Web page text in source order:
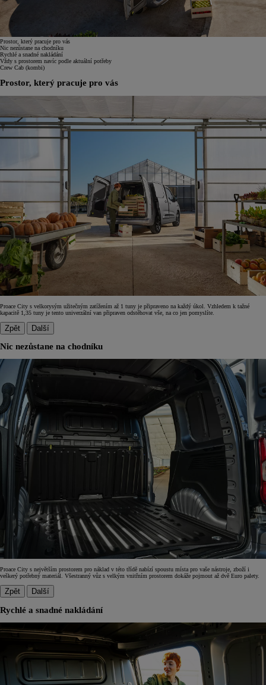
Prostor, který pracuje pro vás
Nic nezůstane na chodníku
Rychlé a snadné nakládání
Vždy s prostorem navíc podle aktuální potřeby
Crew Cab (kombi)
Prostor, který pracuje pro vás
Proace City s velkorysým užitečným zatížením až 1 tuny je připraveno na každý úkol. Vzhledem k tažné
kapacitě 1,35 tuny je tento univerzální van připraven odstěhovat vše, na co jen pomyslíte.
Zpět Další
Nic nezůstane na chodníku
Proace City s největším prostorem pro náklad v této třídě nabízí spoustu místa pro vaše nástroje, zboží i
veškerý potřebný materiál. Všestranný vůz s velkým vnitřním prostorem dokáže pojmout až dvě Euro palety.
Zpět Další
Rychlé a snadné nakládání